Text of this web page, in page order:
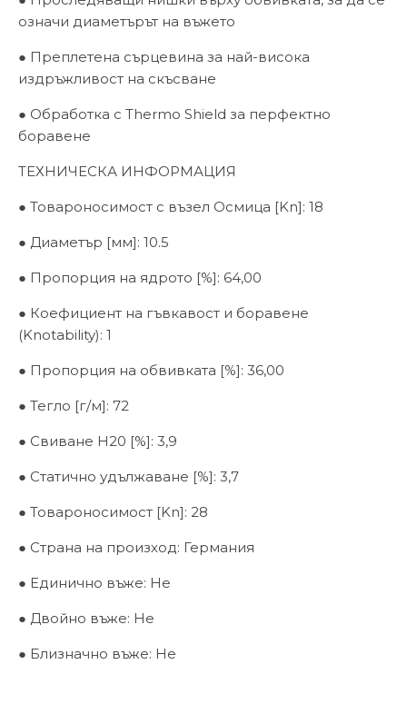
означи диаметърът на въжето
● Преплетена сърцевина за най-висока
издръжливост на скъсване
● Обработка с Thermo Shield за перфектно
боравене
ТЕХНИЧЕСКА ИНФОРМАЦИЯ
● Товароносимост с възел Осмица [Kn]: 18
● Диаметър [мм]: 10.5
● Пропорция на ядрото [%]: 64,00
● Коефициент на гъвкавост и боравене
(Knotability): 1
● Пропорция на обвивката [%]: 36,00
● Тегло [г/м]: 72
● Свиване H20 [%]: 3,9
● Статично удължаване [%]: 3,7
● Товароносимост [Kn]: 28
● Страна на произход: Германия
● Единично въже: Не
● Двойно въже: Не
● Близначно въже: Не